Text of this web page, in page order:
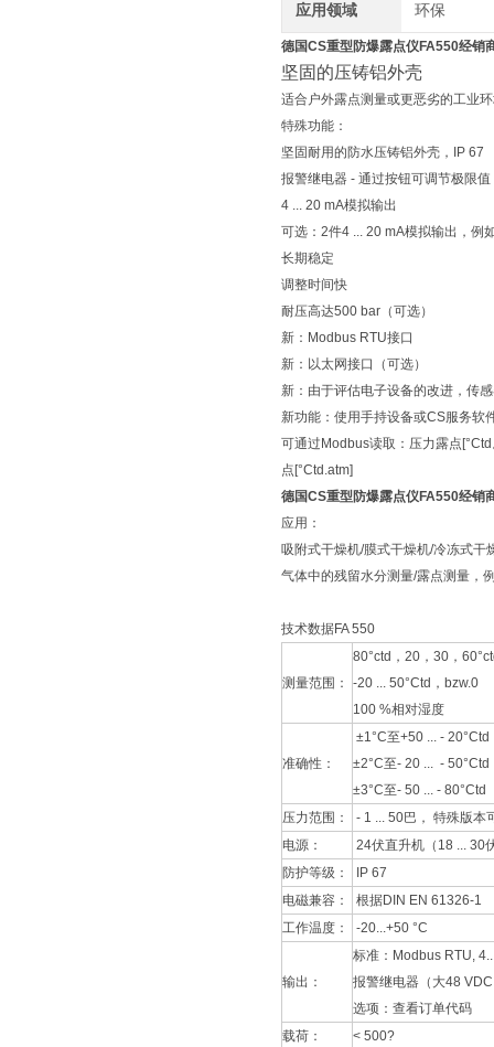
应用领域 环保
德国CS重型防爆露点仪FA550经销
坚固的压铸铝外壳
适合户外露点测量或更恶劣的工业
特殊功能：
坚固耐用的防水压铸铝外壳，IP 67
报警继电器 - 通过按钮可调节极限
4 ... 20 mA模拟输出
可选：2件4 ... 20 mA模拟输出，例
长期稳定
调整时间快
耐压高达500 bar（可选）
新：Modbus RTU接口
新：以太网接口（可选）
新：由于评估电子设备的改进，传
新功能：使用手持设备或CS服务软
可通过Modbus读取：压力露点
点[°Ctd.atm]
德国CS重型防爆露点仪FA550经销
应用：
吸附式干燥机/膜式干燥机/冷冻式干
气体中的残留水分测量/露点测量，
技术数据FA 550
测量范围：
80°ctd，20，30，
-20 ... 50°Ctd，bzw.0
100 %相对湿度
准确性：
±1°C至+50 ... - 20°Ctd
±2°C至- 20 ... - 50°Ctd
±3°C至- 50 ... - 80°Ctd
压力范围：
- 1 ... 50巴， 特殊版本
电源：
24伏直升机（18 ... 30
防护等级：
IP 67
电磁兼容：
根据DIN EN 61326-1
工作温度：
-20...+50 °C
输出：
标准：Modbus RTU,
报警继电器（大48
选项：查看订单代码
载荷：
< 500?